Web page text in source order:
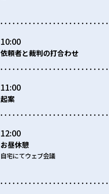
10:00
依頼者と裁判の打合わせ
11:00
起案
12:00
お昼休憩
自宅にてウェブ会議